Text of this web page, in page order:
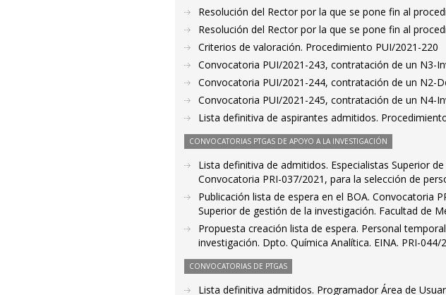
Resolución del Rector por la que se pone fin al
Resolución del Rector por la que se pone fin al
Criterios de valoración. Procedimiento PUI/2021-220
Convocatoria PUI/2021-243, contratación de un N3-
Convocatoria PUI/2021-244, contratación de un N2-
Convocatoria PUI/2021-245, contratación de un N4-
Lista definitiva de aspirantes admitidos.
CONVOCATORIAS PTGAS DE APOYO A LA INVESTIGACIÓN
Lista definitiva de admitidos. Especialistas Superior
Convocatoria PRI-037/2021, para la selección de
Publicación lista de espera en el BOA. Convocatoria
Superior de gestión de la investigación. Facultad de
Propuesta creación lista de espera. Personal
investigación. Dpto. Química Analítica. EINA. PRI-044/
CONVOCATORIAS DE PTGAS
Lista definitiva admitidos. Programador Área de